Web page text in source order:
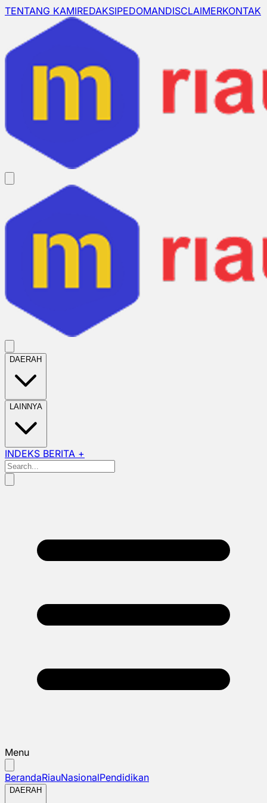
TENTANG KAMIREDAKSIPEDOMANDISCLAIMERKONTAK
DAERAH
LAINNYA
INDEKS BERITA +
Menu
BerandaRiauNasionalPendidikan
DAERAH